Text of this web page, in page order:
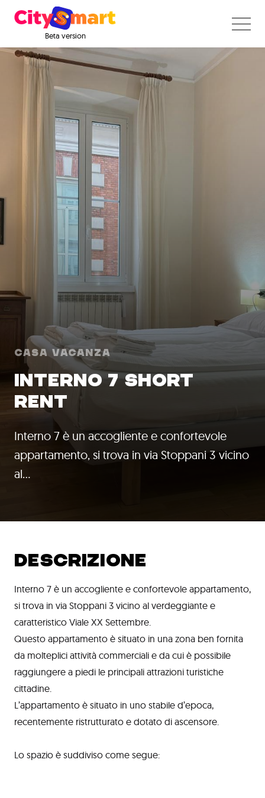
Beta version
Casa Vacanza
INTERNO 7 SHORT
RENT
Interno 7 è un accogliente e confortevole
appartamento, si trova in via Stoppani 3 vicino
al…
DESCRIZIONE
Interno 7 è un accogliente e confortevole appartamento,
si trova in via Stoppani 3 vicino al verdeggiante e
caratteristico Viale XX Settembre.
Questo appartamento è situato in una zona ben fornita
da molteplici attività commerciali e da cui è possibile
raggiungere a piedi le principali attrazioni turistiche
cittadine.
L’appartamento è situato in uno stabile d’epoca,
recentemente ristrutturato e dotato di ascensore.
Lo spazio è suddiviso come segue: